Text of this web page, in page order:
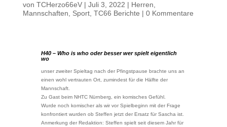
von TCHerzo66eV| Juli 3, 2022 | Herren
Mannschaften
Sport, TC66 Berichte | 0 Kommentare
H40 – Who is who oder besser wer spielt eigentlich
wo
unser zweiter Spieltag nach der Pfingstpause brachte uns an
einen wohl vertrauten Ort, zumindest für die Hälfte der
Mannschaft.
Zu Gast beim NHTC Nürnberg, ein komisches Gefühl.
Wurde noch komischer als wir vor Spielbeginn mit der Frage
konfrontiert wurden ob Steffen jetzt der Ersatz für Sascha ist.
Anmerkung der Redaktion: Steffen spielt seit diesem Jahr für